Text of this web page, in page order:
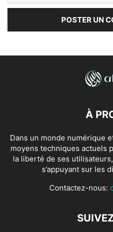
À
Dans un monde numérique
moyens techniques actuels
la liberté de ses
s’appuyant sur les
Contactez-nous: